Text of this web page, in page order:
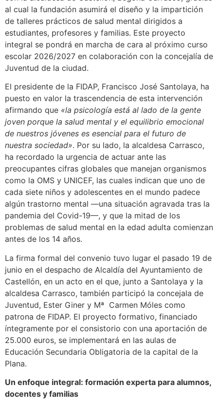
al cual la fundación asumirá el diseño y la impartición
de talleres prácticos de salud mental dirigidos a
estudiantes, profesores y familias. Este proyecto
integral se pondrá en marcha de cara al próximo curso
escolar 2026/2027 en colaboración con la concejalía de
Juventud de la ciudad.
El presidente de la FIDAP, Francisco José Santolaya, ha
puesto en valor la trascendencia de esta intervención
afirmando que «la psicología está al lado de la gente
joven porque la salud mental y el equilibrio emocional
de nuestros jóvenes es esencial para el futuro de
nuestra sociedad». Por su lado, la alcaldesa Carrasco,
ha recordado la urgencia de actuar ante las
preocupantes cifras globales que manejan organismos
como la OMS y UNICEF, las cuales indican que uno de
cada siete niños y adolescentes en el mundo padece
algún trastorno mental —una situación agravada tras la
pandemia del Covid-19—, y que la mitad de los
problemas de salud mental en la edad adulta comienzan
antes de los 14 años.
La firma formal del convenio tuvo lugar el pasado 19 de
junio en el despacho de Alcaldía del Ayuntamiento de
Castellón, en un acto en el que, junto a Santolaya y la
alcaldesa Carrasco, también participó la concejala de
Juventud, Ester Giner y Mª Carmen Móles como
patrona de FIDAP. El proyecto formativo, financiado
íntegramente por el consistorio con una aportación de
25.000 euros, se implementará en las aulas de
Educación Secundaria Obligatoria de la capital de la
Plana.
Un enfoque integral: formación experta para alumnos,
docentes y familias